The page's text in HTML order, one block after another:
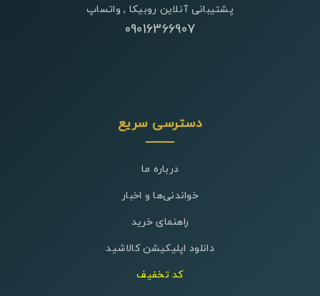
پشتیبانی آنلاین روبیکا , واتساپ
09016366907
دسترسی سریع
درباره ما
خواندنی‌ها و اخبار
راهنمای خرید
دانلود اپلیکیشن کالاشید
کد تخفیف